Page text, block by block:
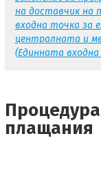
на доставчик на
входна точка за
централната и
(Единната
плащания